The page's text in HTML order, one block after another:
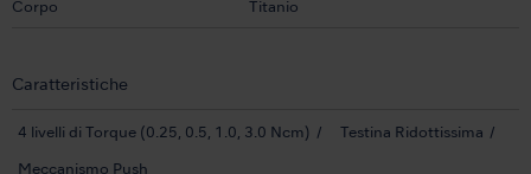
Corpo Titanio
Caratteristiche
4 livelli di Torque (0.25, 0.5, 1.0, 3.0 Ncm) Testina Ridottissima
Meccanismo Push